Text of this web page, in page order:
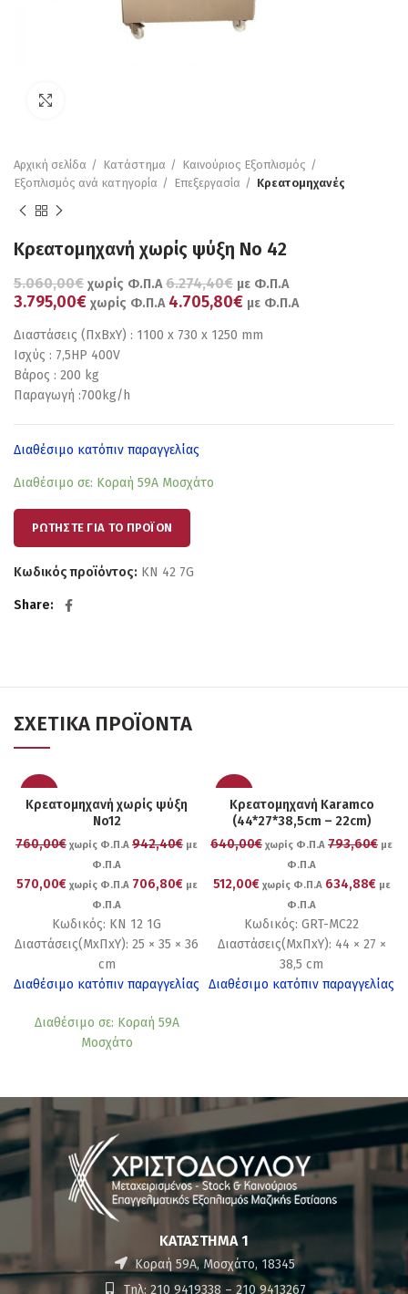
Αρχική σελίδα Κατάστημα
Καινούριος Εξοπλισμός
Εξοπλισμός ανά κατηγορία
Επεξεργασία Κρεατομηχανές
Κρεατομηχανή χωρίς ψύξη No 42
5.060,00€ χωρίς Φ.Π.Α6.274,40€ με Φ.Π.Α
3.795,00€ χωρίς Φ.Π.Α 4.705,80€ με Φ.Π.Α
Διαστάσεις (ΠxBxΥ) : 1100 x 730 x 1250 mm
Ισχύς : 7,5HP 400V
Βάρος : 200 kg
Παραγωγή :700kg/h
Διαθέσιμο κατόπιν παραγγελίας
Διαθέσιμο σε: Κοραή 59Α Μοσχάτο
ΡΩΤΗΣΤΕ ΓΙΑ ΤΟ ΠΡΟΪΟΝ
Κωδικός προϊόντος: KN 42 7G
Share
ΣΧΕΤΙΚΆ ΠΡΟΪΌΝΤΑ
Κρεατομηχανή χωρίς ψύξη
No12
760,00€ χωρίς Φ.Π.Α 942,40€ με
Φ.Π.Α
570,00€ χωρίς Φ.Π.Α 706,80€ με
Φ.Π.Α
Κωδικός: ΚΝ 12 1G
Διαστάσεις(ΜxΠxΥ): 25 × 35 × 36
cm
Διαθέσιμο κατόπιν παραγγελίας
Διαθέσιμο σε: Κοραή 59Α
Μοσχάτο
Κρεατομηχανή Karamco
(44*27*38,5cm – 22cm)
640,00€ χωρίς Φ.Π.Α 793,60€ με
Φ.Π.Α
512,00€ χωρίς Φ.Π.Α 634,88€ με
Φ.Π.Α
Κωδικός: GRT-MC22
Διαστάσεις(ΜxΠxΥ): 44 × 27 ×
38,5 cm
Διαθέσιμο κατόπιν παραγγελίας
ΚΑΤΆΣΤΗΜΑ 1
Κοραή 59Α, Μοσχάτο, 18345
Τηλ: 210 9419338 – 210 9413267